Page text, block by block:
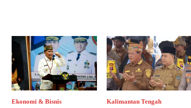
Ekonomi & Bisnis Kalimantan Tengah